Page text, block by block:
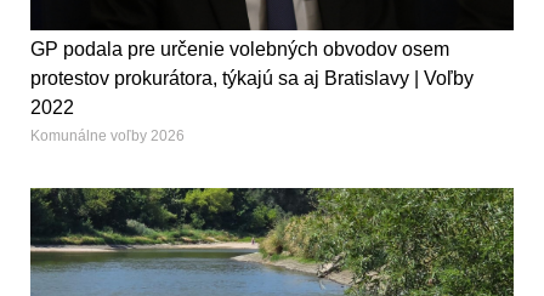
GP podala pre určenie volebných obvodov osem
protestov prokurátora, týkajú sa aj Bratislavy | Voľby
2022
Komunálne voľby 2026